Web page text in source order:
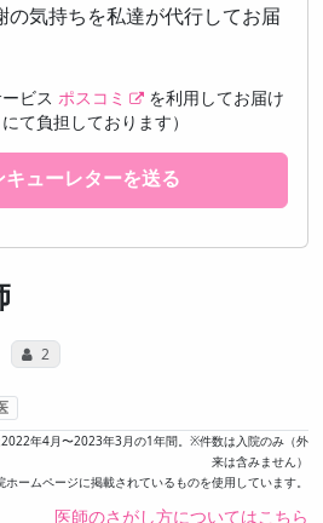
の気持ちを私達が代行してお届
ビス ポスコミ
を利用してお届け
て負担しております）
キューレターを送る
コミュニケーション・タイプ投票数
2
年4月〜2023年3月の1年間。※件数は入院のみ（外
来は含みません）
ホームページに掲載されているものを使用しています。
医師のさがし方についてはこちら